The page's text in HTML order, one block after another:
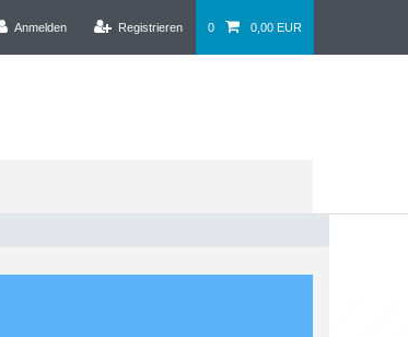
Anmelden Registrieren 0 0,00 EUR